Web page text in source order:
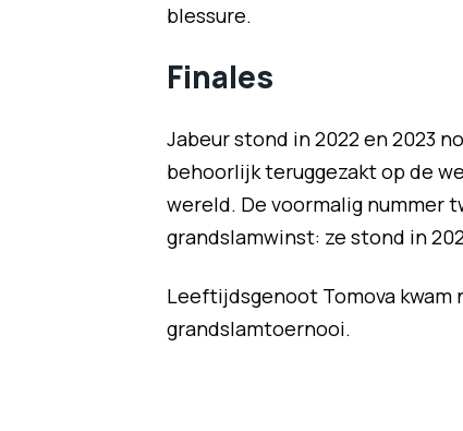
blessure.
Finales
Jabeur stond in 2022 en 2023
behoorlijk teruggezakt op de
wereld. De voormalig nummer
grandslamwinst: ze stond in
Leeftijdsgenoot Tomova
grandslamtoernooi.